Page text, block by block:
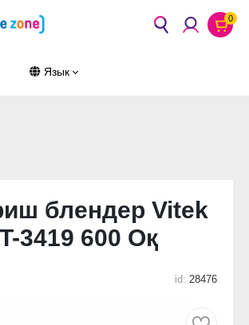
0
Язык
блендер Vitek
3419 600 Оқ
id: 28476